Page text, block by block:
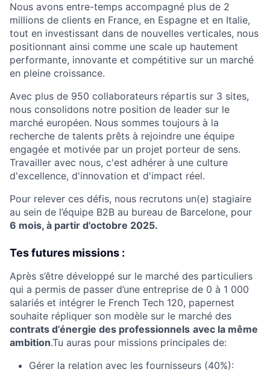
Nous avons entre-temps accompagné plus de 2
millions de clients en France, en Espagne et en Italie,
tout en investissant dans de nouvelles verticales, nous
positionnant ainsi comme une scale up hautement
performante, innovante et compétitive sur un marché
en pleine croissance.
Avec plus de 950 collaborateurs répartis sur 3 sites,
nous consolidons notre position de leader sur le
marché européen. Nous sommes toujours à la
recherche de talents prêts à rejoindre une équipe
engagée et motivée par un projet porteur de sens.
Travailler avec nous, c'est adhérer à une culture
d'excellence, d'innovation et d'impact réel.
Pour relever ces défis, nous recrutons un(e) stagiaire
au sein de l’équipe B2B au bureau de Barcelone, pour
6 mois, à partir d'octobre 2025.
Tes futures missions :
Après s’être développé sur le marché des particuliers
qui a permis de passer d’une entreprise de 0 à 1 000
salariés et intégrer le French Tech 120, papernest
souhaite répliquer son modèle sur le marché des
contrats d’énergie des professionnels avec la même
ambition.Tu auras pour missions principales de:
Gérer la relation avec les fournisseurs (40%):